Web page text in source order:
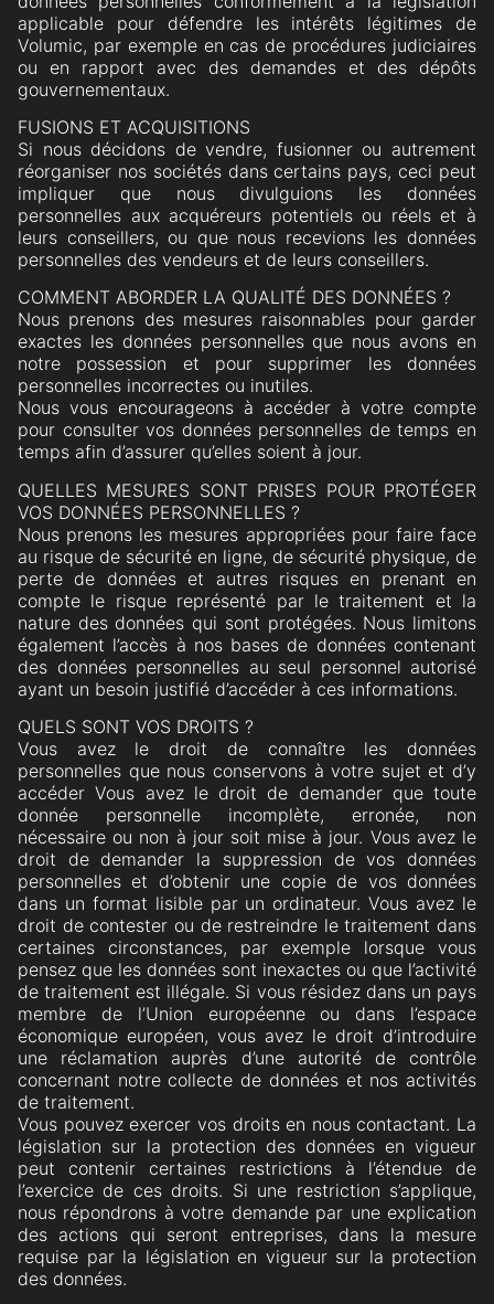
applicable pour défendre les intérêts légitimes de
Volumic, par exemple en cas de procédures judiciaires
ou en rapport avec des demandes et des dépôts
gouvernementaux.
FUSIONS ET ACQUISITIONS
Si nous décidons de vendre, fusionner ou autrement
réorganiser nos sociétés dans certains pays, ceci peut
impliquer que nous divulguions les données
personnelles aux acquéreurs potentiels ou réels et à
leurs conseillers, ou que nous recevions les données
personnelles des vendeurs et de leurs conseillers.
COMMENT ABORDER LA QUALITÉ DES DONNÉES ?
Nous prenons des mesures raisonnables pour garder
exactes les données personnelles que nous avons en
notre possession et pour supprimer les données
personnelles incorrectes ou inutiles.
Nous vous encourageons à accéder à votre compte
pour consulter vos données personnelles de temps en
temps afin d’assurer qu’elles soient à jour.
QUELLES MESURES SONT PRISES POUR PROTÉGER
VOS DONNÉES PERSONNELLES ?
Nous prenons les mesures appropriées pour faire face
au risque de sécurité en ligne, de sécurité physique, de
perte de données et autres risques en prenant en
compte le risque représenté par le traitement et la
nature des données qui sont protégées. Nous limitons
également l’accès à nos bases de données contenant
des données personnelles au seul personnel autorisé
ayant un besoin justifié d’accéder à ces informations.
QUELS SONT VOS DROITS ?
Vous avez le droit de connaître les données
personnelles que nous conservons à votre sujet et d’y
accéder Vous avez le droit de demander que toute
donnée personnelle incomplète, erronée, non
nécessaire ou non à jour soit mise à jour. Vous avez le
droit de demander la suppression de vos données
personnelles et d’obtenir une copie de vos données
dans un format lisible par un ordinateur. Vous avez le
droit de contester ou de restreindre le traitement dans
certaines circonstances, par exemple lorsque vous
pensez que les données sont inexactes ou que l’activité
de traitement est illégale. Si vous résidez dans un pays
membre de l’Union européenne ou dans l’espace
économique européen, vous avez le droit d’introduire
une réclamation auprès d’une autorité de contrôle
concernant notre collecte de données et nos activités
de traitement.
Vous pouvez exercer vos droits en nous contactant. La
législation sur la protection des données en vigueur
peut contenir certaines restrictions à l’étendue de
l’exercice de ces droits. Si une restriction s’applique,
nous répondrons à votre demande par une explication
des actions qui seront entreprises, dans la mesure
requise par la législation en vigueur sur la protection
des données.